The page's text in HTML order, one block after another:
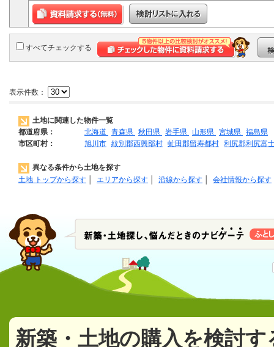
すべてチェックする
表示件数：
土地に関連した物件一覧
都道府県：
北海道 青森県 秋田県 岩手県 山形県 宮城県 福島県
市区町村：
旭川市 紋別郡西興部村 虻田郡留寿都村 利尻郡利尻富
異なる条件から土地を探す
土地 トップから探す
エリアから探す 沿線から探す 会社情報から探す
新築・土地の購入を検討